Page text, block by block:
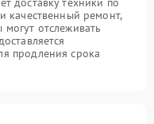
качественный ремонт,
отслеживать
продления срока